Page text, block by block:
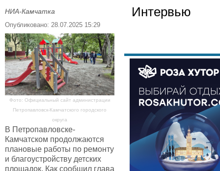
НИА-Камчатка
Опубликовано: 28.07.2025 15:29
Фото: Официальный сайт администрации
Петропавловск-Камчатского городского
округа
В Петропавловске-
Камчатском продолжаются
плановые работы по ремонту
и благоустройству детских
площадок. Как сообщил глава
Интервью